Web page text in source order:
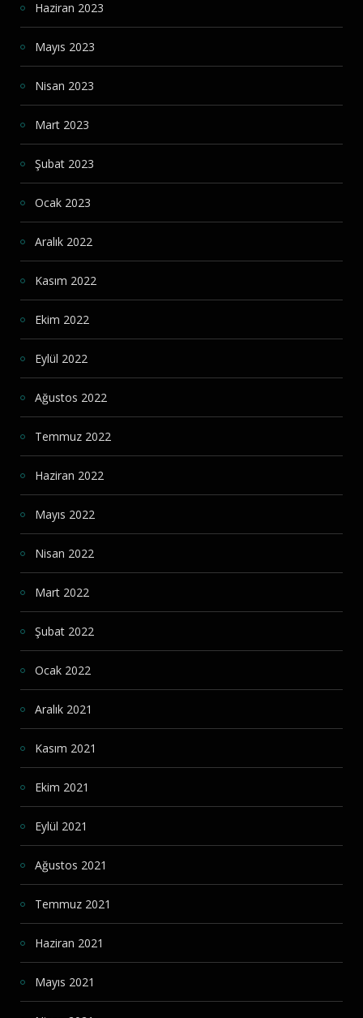
Haziran 2023
Mayıs 2023
Nisan 2023
Mart 2023
Şubat 2023
Ocak 2023
Aralık 2022
Kasım 2022
Ekim 2022
Eylül 2022
Ağustos 2022
Temmuz 2022
Haziran 2022
Mayıs 2022
Nisan 2022
Mart 2022
Şubat 2022
Ocak 2022
Aralık 2021
Kasım 2021
Ekim 2021
Eylül 2021
Ağustos 2021
Temmuz 2021
Haziran 2021
Mayıs 2021